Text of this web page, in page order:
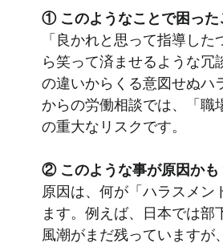
ホテルにおける外国人雇用（評価編）
外国人困りご事あるある ハローワーク
イラン 戦争 特定技能上限
① このようなことで困った
「良かれと思って指導し
ら笑って済ませるような
の違いからくる意図せぬハ
からの労働相談では、「職
の重大なリスクです。
② このような事が原因かも
原因は、何が「ハラスメン
ます。例えば、日本では
風潮がまだ残っていますが